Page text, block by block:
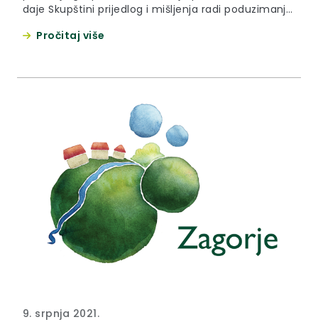
daje Skupštini prijedlog i mišljenja radi poduzimanja
unapređenja stanja u tom području.
Pročitaj više
9. srpnja 2021.